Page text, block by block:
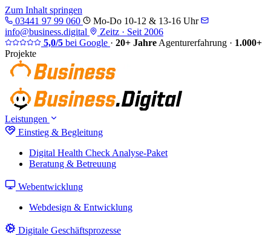
Zum Inhalt springen
03441 97 99 060
Mo-Do 10-12 & 13-16 Uhr
info@business.digital
Zeitz · Seit 2006
5,0/5 bei Google · 20+ Jahre Agenturerfahrung · 1.000+
Projekte
Leistungen
Einstieg & Begleitung
Digital Health Check Analyse-Paket
Beratung & Betreuung
Webentwicklung
Webdesign & Entwicklung
Digitale Geschäftsprozesse